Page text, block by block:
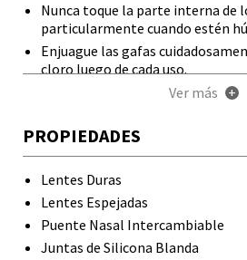
Nunca toque la parte interna de
particularmente cuando estén
Enjuague las gafas
cloro luego de cada uso.
No coloque las gafas húmedas
Permita que las gafas se sequen
Trate los lentes solo con un
Guárdelas en su estuche original
correcto funcionamiento de las
Ver más +
PROPIEDADES
Lentes Duras
Lentes Espejadas
Puente Nasal Intercambiable
Juntas de Silicona Blanda